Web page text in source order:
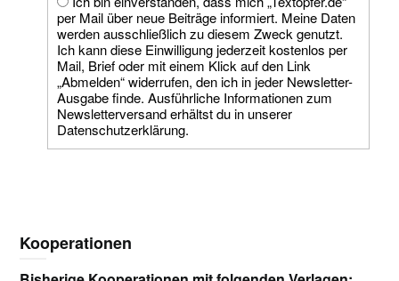
per Mail über neue Beiträge informiert. Meine Daten
werden ausschließlich zu diesem Zweck genutzt.
Ich kann diese Einwilligung jederzeit kostenlos per
Mail, Brief oder mit einem Klick auf den Link
„Abmelden“ widerrufen, den ich in jeder Newsletter-
Ausgabe finde. Ausführliche Informationen zum
Newsletterversand erhältst du in unserer
Datenschutzerklärung.
Kooperationen